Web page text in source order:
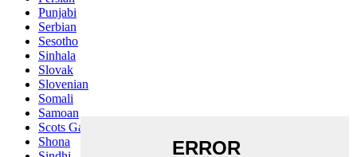
Punjabi
Serbian
Sesotho
Sinhala
Slovak
Slovenian
Somali
Samoan
Scots Gaelic
Shona